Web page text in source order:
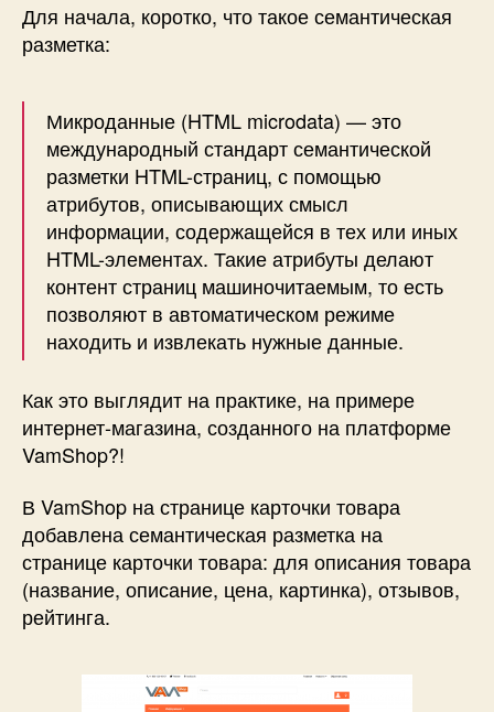
Для начала, коротко, что такое семантическая
разметка:
Микроданные (HTML microdata) — это
международный стандарт семантической
разметки HTML-страниц, с помощью
атрибутов, описывающих смысл
информации, содержащейся в тех или иных
HTML-элементах. Такие атрибуты делают
контент страниц машиночитаемым, то есть
позволяют в автоматическом режиме
находить и извлекать нужные данные.
Как это выглядит на практике, на примере
интернет-магазина, созданного на платформе
VamShop?!
В VamShop на странице карточки товара
добавлена семантическая разметка на
странице карточки товара: для описания товара
(название, описание, цена, картинка), отзывов,
рейтинга.